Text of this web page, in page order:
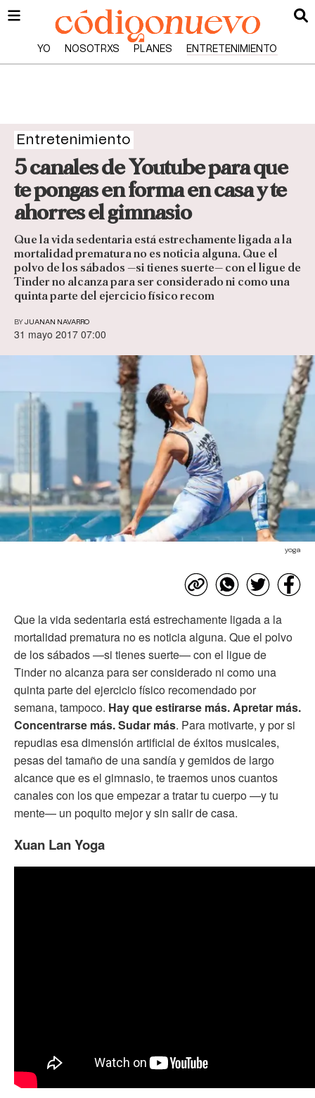
YO NOSOTRXS PLANES ENTRETENIMIENTO
Entretenimiento
5 canales de Youtube para que
te pongas en forma en casa y te
ahorres el gimnasio
Que la vida sedentaria está estrechamente ligada a la
mortalidad prematura no es noticia alguna. Que el
polvo de los sábados —si tienes suerte— con el ligue de
Tinder no alcanza para ser considerado ni como una
quinta parte del ejercicio físico recom
BY JUANAN NAVARRO
31 mayo 2017 07:00
yoga
Que la vida sedentaria está estrechamente ligada a la
mortalidad prematura no es noticia alguna. Que el polvo
de los sábados —si tienes suerte— con el ligue de
Tinder no alcanza para ser considerado ni como una
quinta parte del ejercicio físico recomendado por
semana, tampoco. Hay que estirarse más. Apretar más.
Concentrarse más. Sudar más. Para motivarte, y por si
repudias esa dimensión artificial de éxitos musicales,
pesas del tamaño de una sandía y gemidos de largo
alcance que es el gimnasio, te traemos unos cuantos
canales con los que empezar a tratar tu cuerpo —y tu
mente— un poquito mejor y sin salir de casa.
Xuan Lan Yoga